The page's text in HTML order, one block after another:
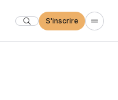
S'inscrire